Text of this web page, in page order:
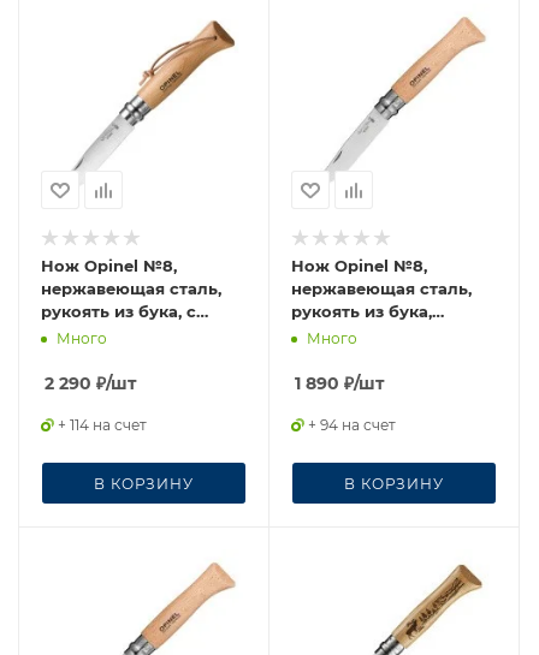
Нож Opinel №8,
нержавеющая сталь,
рукоять из бука, с
кожаным темляком,
Много
2 290 ₽/шт
+ 114 на счет
В КОРЗИНУ
Нож Opinel №8,
нержавеющая сталь,
рукоять из бука,
блистер, 000405
Много
1 890 ₽/шт
+ 94 на счет
В КОРЗИНУ